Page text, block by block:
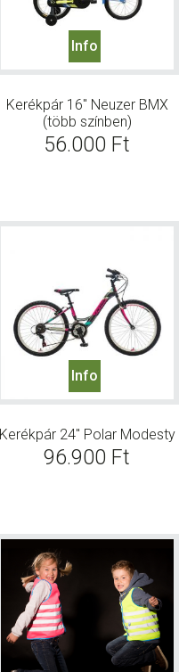
Info
Kerékpár 16″ Neuzer BMX
(több színben)
56.000 Ft
Info
Kerékpár 24″ Polar Modesty
96.900 Ft